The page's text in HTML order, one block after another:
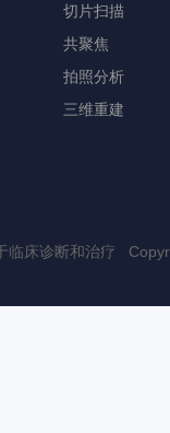
切片扫描
共聚焦
拍照分析
三维重建
临床诊断和治疗